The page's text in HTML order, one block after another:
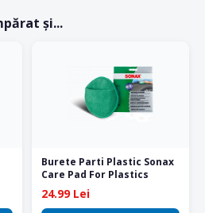
și...
Burete Parti Plastic Sonax
Care Pad For Plastics
24.99 Lei